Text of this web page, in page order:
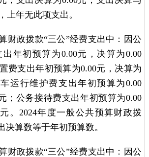
上年无此项支出。
财政拨款“三公”经费支出中：因公
年初预算为0.00元，决算为0.00
费支出年初预算为0.00元，决算为
运行维护费支出年初预算为0.00
；公务接待费支出年初预算为0.00
。2024年度一般公共预算财政拨
决算数等于年初预算数。
财政拨款“三公”经费支出中：因公